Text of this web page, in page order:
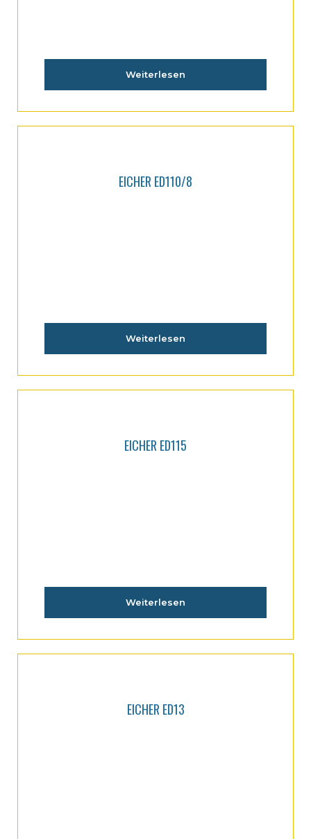
Weiterlesen
EICHER ED110/8
Weiterlesen
EICHER ED115
Weiterlesen
EICHER ED13